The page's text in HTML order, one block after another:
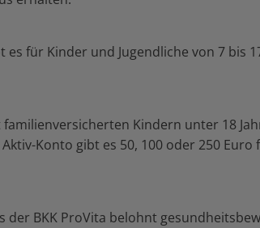
es für Kinder und Jugendliche von 7 bis
familienversicherten Kindern unter 18
Konto gibt es 50, 100 oder 250
der BKK ProVita belohnt